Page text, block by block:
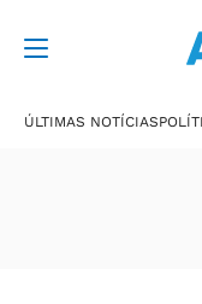
ÚLTIMAS NOTÍCIAS